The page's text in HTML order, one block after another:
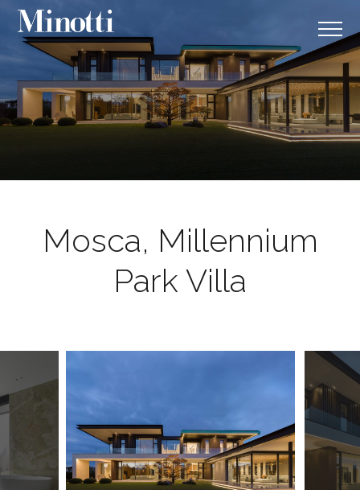
Mosca, Millennium
Park Villa
2